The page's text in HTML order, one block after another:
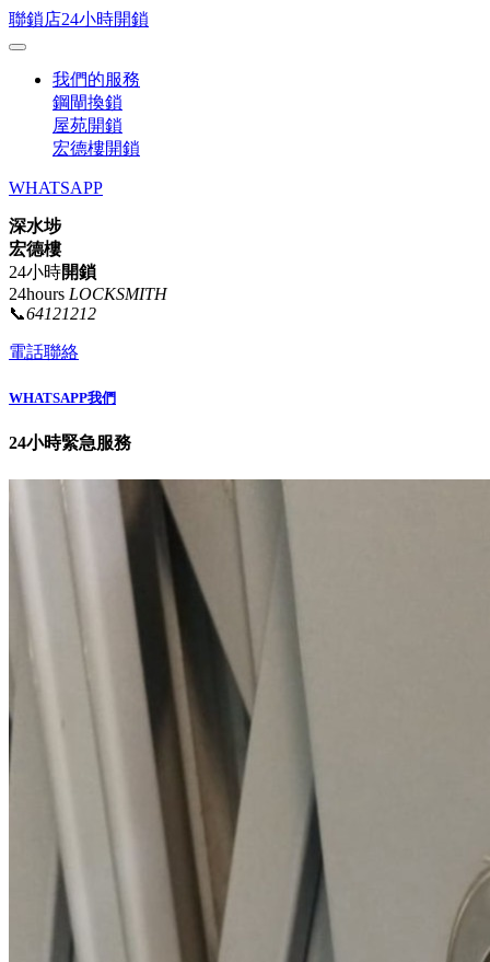
聯鎖店24小時開鎖
我們的服務
鋼閘換鎖
屋苑開鎖
宏德樓開鎖
WHATSAPP
深水埗
宏德樓
24小時開鎖
24hours LOCKSMITH
📞64121212
電話聯絡
WHATSAPP我們
24小時緊急服務